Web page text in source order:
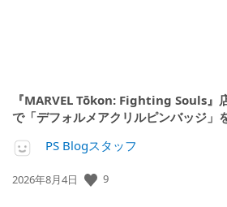
『MARVEL Tōkon: Fighting Souls』
で「デフォルメアクリルピンバッジ」
PS Blogスタッフ
公
2026年8月4日 9